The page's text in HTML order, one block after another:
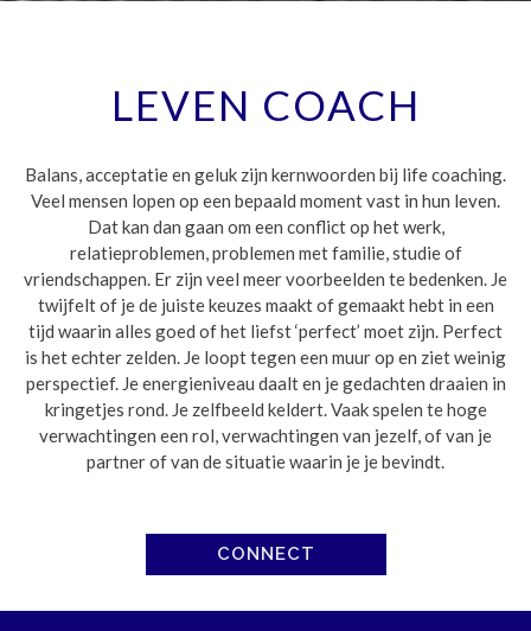
LEVEN COACH
Balans, acceptatie en geluk zijn kernwoorden bij life coaching.
Veel mensen lopen op een bepaald moment vast in hun leven.
Dat kan dan gaan om een conflict op het werk,
relatieproblemen, problemen met familie, studie of
vriendschappen. Er zijn veel meer voorbeelden te bedenken. Je
twijfelt of je de juiste keuzes maakt of gemaakt hebt in een
tijd waarin alles goed of het liefst ‘perfect’ moet zijn. Perfect
is het echter zelden. Je loopt tegen een muur op en ziet weinig
perspectief. Je energieniveau daalt en je gedachten draaien in
kringetjes rond. Je zelfbeeld keldert. Vaak spelen te hoge
verwachtingen een rol, verwachtingen van jezelf, of van je
partner of van de situatie waarin je je bevindt.
CONNECT